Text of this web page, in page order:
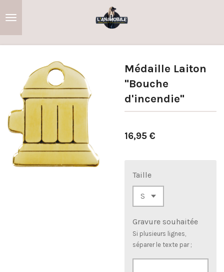
Médaille Laiton
"Bouche
d'incendie"
16,95 €
Taille
Gravure souhaitée
Si plusieurs lignes,
séparer le texte par ;